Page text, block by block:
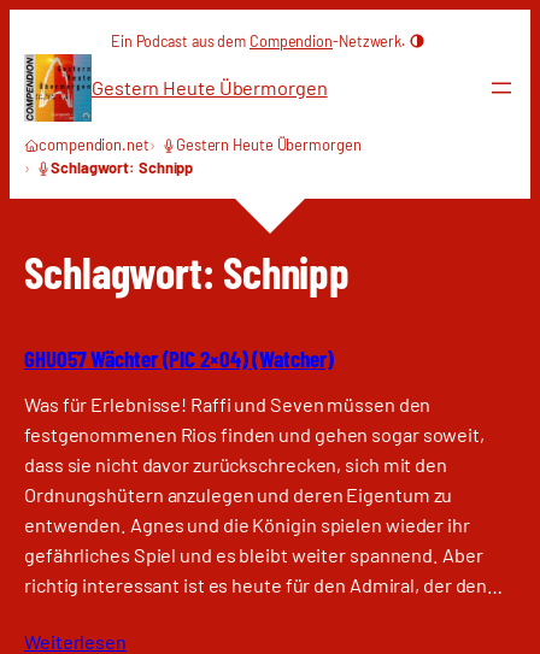
Inhalt
springen
Ein Podcast aus dem Compendion-Netzwerk.
Gestern Heute Übermorgen
compendion.net
Gestern Heute Übermorgen
Schlagwort: Schnipp
Schlagwort: Schnipp
GHU057 Wächter (PIC 2×04) (Watcher)
Was für Erlebnisse! Raffi und Seven müssen den
festgenommenen Rios finden und gehen sogar soweit,
dass sie nicht davor zurückschrecken, sich mit den
Ordnungshütern anzulegen und deren Eigentum zu
entwenden. Agnes und die Königin spielen wieder ihr
gefährliches Spiel und es bleibt weiter spannend. Aber
richtig interessant ist es heute für den Admiral, der den…
Weiterlesen